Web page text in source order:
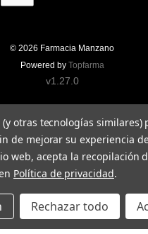
© 2026 Farmacia Manzano
Powered by Topfarma
v1.27.0
otras tecnologías similares)
de mejorar su experiencia
web, acepta la recopilación
Política de privacidad.
Rechazar todo